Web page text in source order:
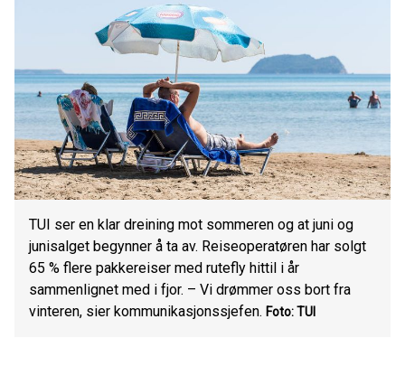
TUI ser en klar dreining mot sommeren og at juni og
junisalget begynner å ta av. Reiseoperatøren har solgt
65 % flere pakkereiser med rutefly hittil i år
sammenlignet med i fjor. – Vi drømmer oss bort fra
vinteren, sier kommunikasjonssjefen. Foto: TUI